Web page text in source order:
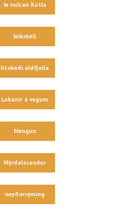
le vulcan Katla
leikskóli
litakóði eldfjalla
Lokanir á vegum
Mengun
Mýrdalssandur
neyðarrýming